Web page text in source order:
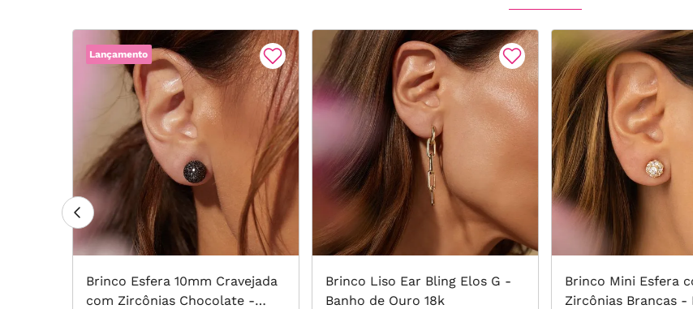
Lançamento
Brinco Esfera 10mm Cravejada
com Zircônias Chocolate -
Brinco Liso Ear Bling Elos G -
Banho de Ouro 18k
Brinco Mini Esfera
Zircônias Brancas -